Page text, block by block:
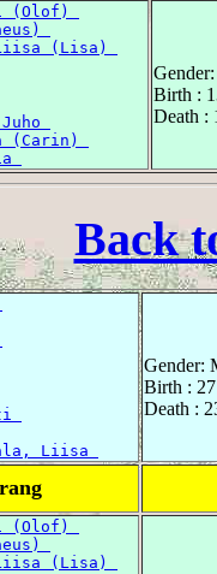
(Olof)
(Lisa)
(Carin)
Birth :
Death :
Back
Liisa
Gender:
Birth :
Death :
(Olof)
(Lisa)